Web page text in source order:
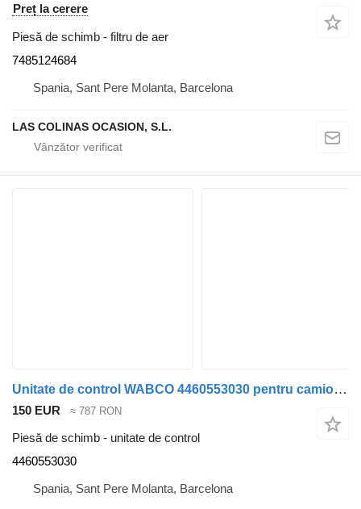
Preț la cerere
Piesă de schimb - filtru de aer
7485124684
Spania, Sant Pere Molanta, Barcelona
LAS COLINAS OCASION, S.L.
Unitate de control WABCO 4460553030 pentru camion Renault Premium 420.18D
150 EUR ≈ 787 RON
Piesă de schimb - unitate de control
4460553030
Spania, Sant Pere Molanta, Barcelona